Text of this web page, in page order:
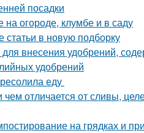
посадки
на огороде, клумбе и в саду
статьи в новую подборку
внесения удобрений,
удобрений
еду
отличается от сливы,
на грядках и